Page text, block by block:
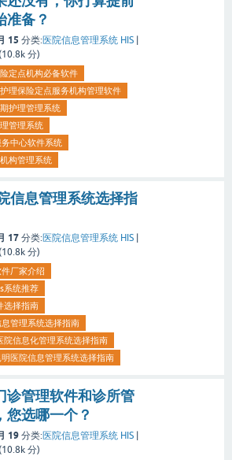
准备？
15 分类:医院信息管理系统 HIS
(10.8k 分)
定点机构必备软件
理保险定点服务机构管理软件
护理管理系统
管理系统
中心软件系统
构管理系统
信息管理系统选择指
17 分类:医院信息管理系统 HIS
(10.8k 分)
厂家介绍
系统推荐
选择指南
息管理系统选择指南
院信息化管理系统选择指南
明医院信息管理系统选择指南
诊管理软件和诊所管
您选哪一个？
19 分类:医院信息管理系统 HIS
(10.8k 分)